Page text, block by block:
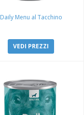
Daily Menu al Tacchino
VEDI PREZZI